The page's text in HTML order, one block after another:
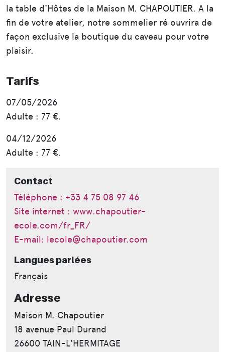
la table d'Hôtes de la Maison M. CHAPOUTIER. A la
fin de votre atelier, notre sommelier ré ouvrira de
façon exclusive la boutique du caveau pour votre
plaisir.
Tarifs
07/05/2026
Adulte : 77 €.
04/12/2026
Adulte : 77 €.
Contact
Téléphone : +33 4 75 08 97 46
Site internet : www.chapoutier-
ecole.com/fr_FR/
E-mail: lecole@chapoutier.com
Langues parlées
Français
Adresse
Maison M. Chapoutier
18 avenue Paul Durand
26600 TAIN-L'HERMITAGE